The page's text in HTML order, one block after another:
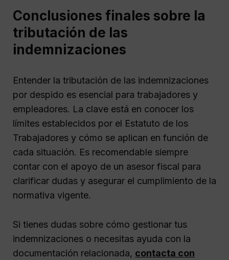
Conclusiones finales sobre la
tributación de las
indemnizaciones
Entender la tributación de las indemnizaciones
por despido es esencial para trabajadores y
empleadores. La clave está en conocer los
límites establecidos por el Estatuto de los
Trabajadores y cómo se aplican en función de
cada situación. Es recomendable siempre
contar con el apoyo de un asesor fiscal para
clarificar dudas y asegurar el cumplimiento de la
normativa vigente.
Si tienes dudas sobre cómo gestionar tus
indemnizaciones o necesitas ayuda con la
documentación relacionada, contacta con